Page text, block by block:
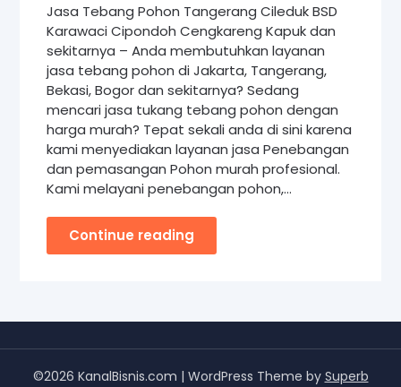
Jasa Tebang Pohon Tangerang Cileduk BSD
Karawaci Cipondoh Cengkareng Kapuk dan
sekitarnya – Anda membutuhkan layanan
jasa tebang pohon di Jakarta, Tangerang,
Bekasi, Bogor dan sekitarnya? Sedang
mencari jasa tukang tebang pohon dengan
harga murah? Tepat sekali anda di sini karena
kami menyediakan layanan jasa Penebangan
dan pemasangan Pohon murah profesional.
Kami melayani penebangan pohon,…
Continue reading
©2026 KanalBisnis.com | WordPress Theme by Superb